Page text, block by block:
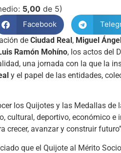
5,00 de 5)
Facebook
de Ciudad Real, Miguel
Ramón Mohíno, los actos del
una jornada con la que la
y el papel de las entidades,
los Quijotes y las Medallas
cultural, deportivo, económico
crecer, avanzar y construir
que el Quijote al Mérito